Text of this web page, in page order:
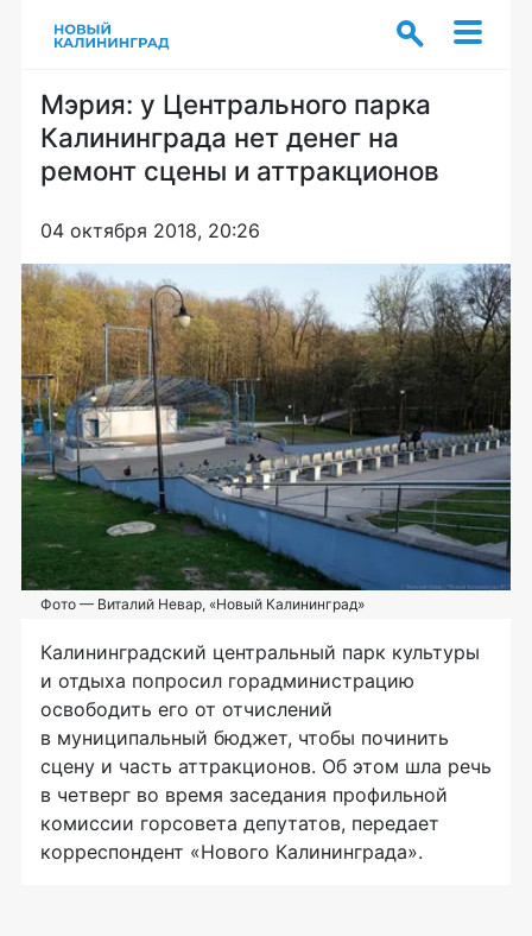
Мэрия: у Центрального парка
Калининграда нет денег на
ремонт сцены и аттракционов
04 октября 2018, 20:26
Фото — Виталий Невар, «Новый Калининград»
Калининградский центральный парк культуры
и отдыха попросил горадминистрацию
освободить его от отчислений
в муниципальный бюджет, чтобы починить
сцену и часть аттракционов. Об этом шла речь
в четверг во время заседания профильной
комиссии горсовета депутатов, передает
корреспондент «Нового Калининграда».